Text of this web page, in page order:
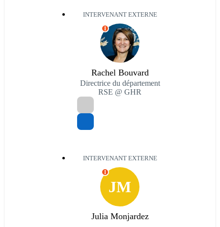
INTERVENANT EXTERNE
I
Rachel Bouvard
Directrice du département
RSE @ GHR
INTERVENANT EXTERNE
JM
I
Julia Monjardez